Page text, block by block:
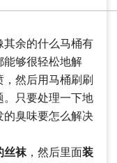
其余的什么马桶有
能够很轻松地解
然后用马桶刷刷
。只要处理一下地
的臭味要怎么解决
丝袜，然后里面装